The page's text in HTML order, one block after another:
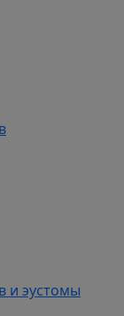
и эустомы